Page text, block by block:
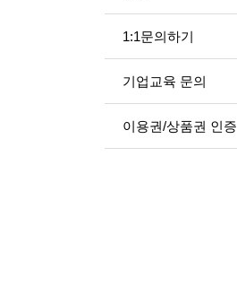
1:1문의하기
기업교육 문의
이용권/상품권 인증